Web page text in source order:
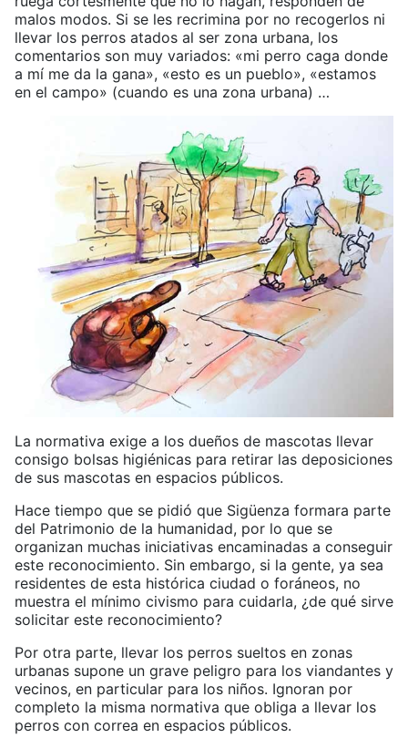
malos modos. Si se les recrimina por no recogerlos ni
llevar los perros atados al ser zona urbana, los
comentarios son muy variados: «mi perro caga donde
a mí me da la gana», «esto es un pueblo», «estamos
en el campo» (cuando es una zona urbana) …
La normativa exige a los dueños de mascotas llevar
consigo bolsas higiénicas para retirar las deposiciones
de sus mascotas en espacios públicos.
Hace tiempo que se pidió que Sigüenza formara parte
del Patrimonio de la humanidad, por lo que se
organizan muchas iniciativas encaminadas a conseguir
este reconocimiento. Sin embargo, si la gente, ya sea
residentes de esta histórica ciudad o foráneos, no
muestra el mínimo civismo para cuidarla, ¿de qué sirve
solicitar este reconocimiento?
Por otra parte, llevar los perros sueltos en zonas
urbanas supone un grave peligro para los viandantes y
vecinos, en particular para los niños. Ignoran por
completo la misma normativa que obliga a llevar los
perros con correa en espacios públicos.